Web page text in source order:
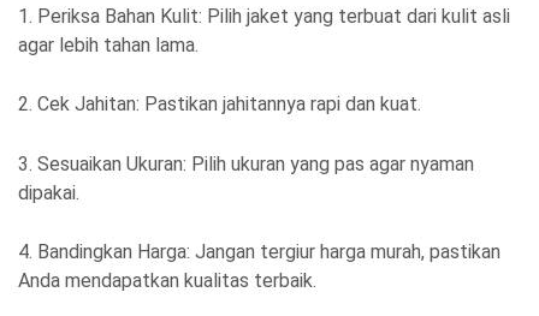
1. Periksa Bahan Kulit: Pilih jaket yang terbuat dari kulit asli
agar lebih tahan lama.
2. Cek Jahitan: Pastikan jahitannya rapi dan kuat.
3. Sesuaikan Ukuran: Pilih ukuran yang pas agar nyaman
dipakai.
4. Bandingkan Harga: Jangan tergiur harga murah, pastikan
Anda mendapatkan kualitas terbaik.